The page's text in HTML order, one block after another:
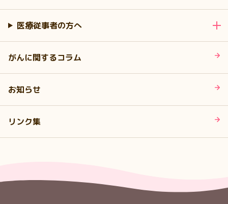
医療従事者の方へ
がんに関するコラム
お知らせ
リンク集